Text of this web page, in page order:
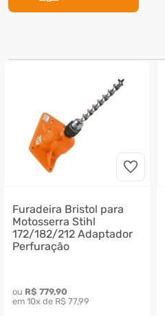
Furadeira Bristol para
Motosserra Stihl
172/182/212 Adaptador
Perfuração
ou R$ 779,90
em 10x de R$ 77,99
7º
motosserra
9º
roçadeira